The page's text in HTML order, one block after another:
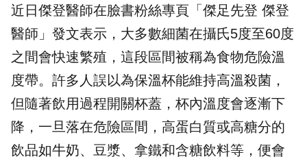
近日傑登醫師在臉書粉絲專頁「傑足先登 傑登
醫師」發文表示，大多數細菌在攝氏5度至60度
之間會快速繁殖，這段區間被稱為食物危險溫
度帶。許多人誤以為保溫杯能維持高溫殺菌，
但隨著飲用過程開關杯蓋，杯內溫度會逐漸下
降，一旦落在危險區間，高蛋白質或高糖分的
飲品如牛奶、豆漿、拿鐵和含糖飲料等，便會